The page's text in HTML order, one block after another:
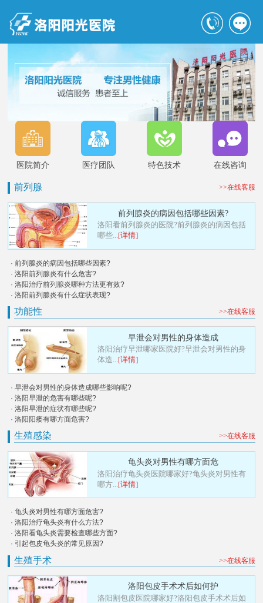
医院简介 医疗团队 特色技术 在线咨询
前列腺 >>在线客服
前列腺炎的病因包括哪些因素?
洛阳看前列腺炎的医院?前列腺炎的病因包括
哪些...[详情]
· 前列腺炎的病因包括哪些因素?
· 洛阳前列腺炎有什么危害?
· 洛阳治疗前列腺炎哪种方法更有效?
· 洛阳前列腺炎有什么症状表现?
功能性 >>在线客服
早泄会对男性的身体造成
洛阳治疗早泄哪家医院好?早泄会对男性的身
体造...[详情]
· 早泄会对男性的身体造成哪些影响呢?
· 洛阳早泄的危害有哪些呢?
· 洛阳早泄的症状有哪些呢?
· 洛阳阳痿有哪方面危害?
生殖感染 >>在线客服
龟头炎对男性有哪方面危
洛阳治疗龟头炎医院哪家好?龟头炎对男性有
哪方... [详情]
· 龟头炎对男性有哪方面危害?
· 洛阳治疗龟头炎有什么方法?
· 洛阳看龟头炎需要检查哪些方面?
· 引起包皮龟头炎的常见原因?
生殖手术 >>在线客服
洛阳包皮手术术后如何护
洛阳割包皮医院哪家好?洛阳包皮手术术后如